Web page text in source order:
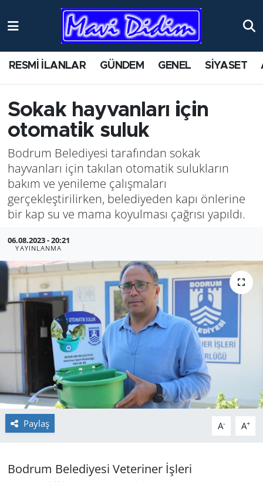
RESMİ İLANLAR GÜNDEM GENEL SİYASET
Sokak hayvanları için
otomatik suluk
Bodrum Belediyesi tarafından sokak
hayvanları için takılan otomatik sulukların
bakım ve yenileme çalışmaları
gerçekleştirilirken, belediyeden kapı önlerine
bir kap su ve mama koyulması çağrısı yapıldı.
06.08.2023 - 20:21
YAYINLANMA
Paylaş A- A+
Bodrum Belediyesi Veteriner İşleri
ANTİK YERLER
AYDIN
BİLİM VE TEKNOLOJİ
ÇEVRE
EĞİTİM
EKONOMİ
GENEL
GÜNDEM
HABERDE İNSAN
KÜLTÜR SANAT
MAGAZİN
POLİTİKA
RESMİ İLANLAR
SAĞLIK
Nöbetçi Eczaneler
Namaz Vakitleri
Trafik Durumu
Süper Lig Puan Durumu ve Fikstür
Tüm Manşetler
Son Dakika Haberleri
Haber Arşivi